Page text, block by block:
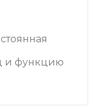
и функцию